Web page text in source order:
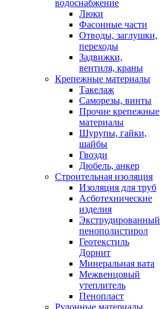
водоснабжение
Люки
Фасонные части
Отводы, заглушки,
переходы
Задвижки,
вентиля, краны
Крепежные материалы
Такелаж
Саморезы, винты
Прочие крепежные
материалы
Шурупы, гайки,
шайбы
Гвозди
Дюбель, анкер
Строительная изоляция
Изоляция для труб
Асботехнические
изделия
Экструдированный
пенополистирол
Геотекстиль
Дорнит
Минеральная вата
Межвенцовый
утеплитель
Пенопласт
Рулонные материалы,